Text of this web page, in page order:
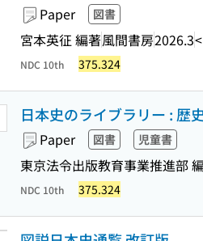
Paper 図書
宮本英征 編著風間書房2026.3
NDC 10th 375.324
日本史のライブラリー : 歴
Paper 図書 児童書
東京法令出版教育事業推進部
NDC 10th 375.324